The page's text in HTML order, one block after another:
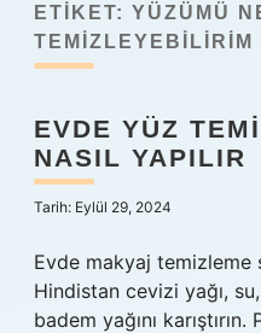
Politikası
Yasal Uyarı
Hakkımızda
ETIKET: YÜZÜMÜ
TEMIZLEYEBILIRIM
EVDE YÜZ
NASIL YAPILIR
Tarih: Eylül 29, 2024
Evde makyaj temizleme
Hindistan cevizi yağı,
badem yağını